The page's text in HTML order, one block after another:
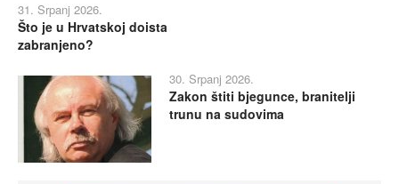
31. Srpanj 2026.
Što je u Hrvatskoj doista
zabranjeno?
30. Srpanj 2026.
Zakon štiti bjegunce, branitelji
trunu na sudovima